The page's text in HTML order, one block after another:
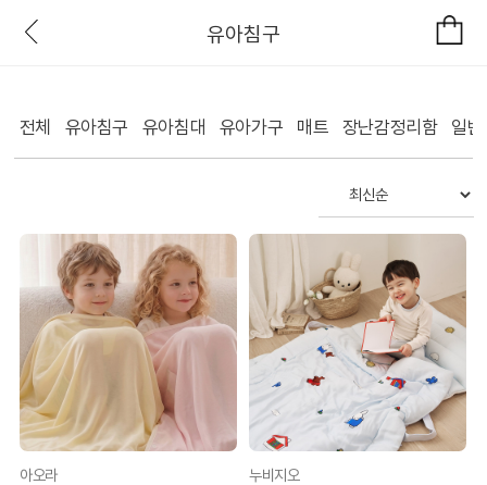
유아침구
전체 유아침구 유아침대 유아가구 매트 장난감정리함 일
아오라 누비지오